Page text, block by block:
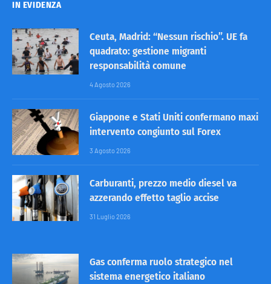
IN EVIDENZA
Ceuta, Madrid: “Nessun rischio”. UE fa
quadrato: gestione migranti
responsabilità comune
4 Agosto 2026
Giappone e Stati Uniti confermano maxi
intervento congiunto sul Forex
3 Agosto 2026
Carburanti, prezzo medio diesel va
azzerando effetto taglio accise
31 Luglio 2026
Gas conferma ruolo strategico nel
sistema energetico italiano